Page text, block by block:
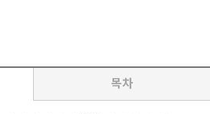
물이 보고 싶을 때.
에는 내가 당신을 버리는 거예요.”
목차